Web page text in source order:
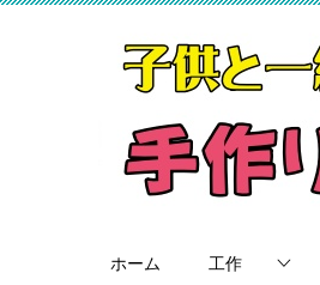
ホーム 工作